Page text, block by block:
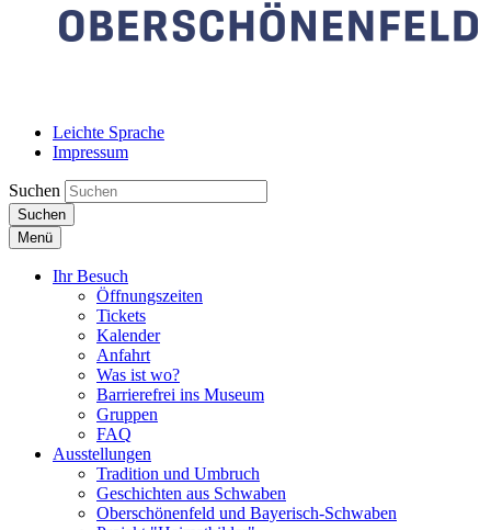
Leichte Sprache
Impressum
Suchen
Suchen
Menü
Ihr Besuch
Öffnungszeiten
Tickets
Kalender
Anfahrt
Was ist wo?
Barrierefrei ins Museum
Gruppen
FAQ
Ausstellungen
Tradition und Umbruch
Geschichten aus Schwaben
Oberschönenfeld und Bayerisch-Schwaben